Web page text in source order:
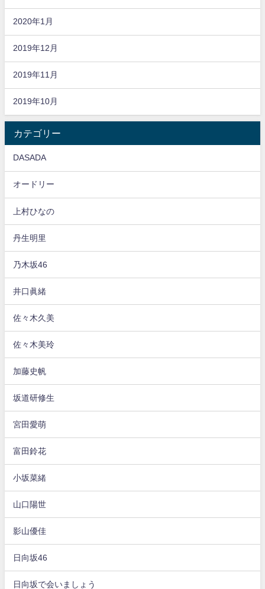
2020年1月
2019年12月
2019年11月
2019年10月
カテゴリー
DASADA
オードリー
上村ひなの
丹生明里
乃木坂46
井口眞緒
佐々木久美
佐々木美玲
加藤史帆
坂道研修生
宮田愛萌
富田鈴花
小坂菜緒
山口陽世
影山優佳
日向坂46
日向坂で会いましょう